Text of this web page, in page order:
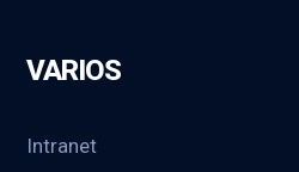
VARIOS
Intranet